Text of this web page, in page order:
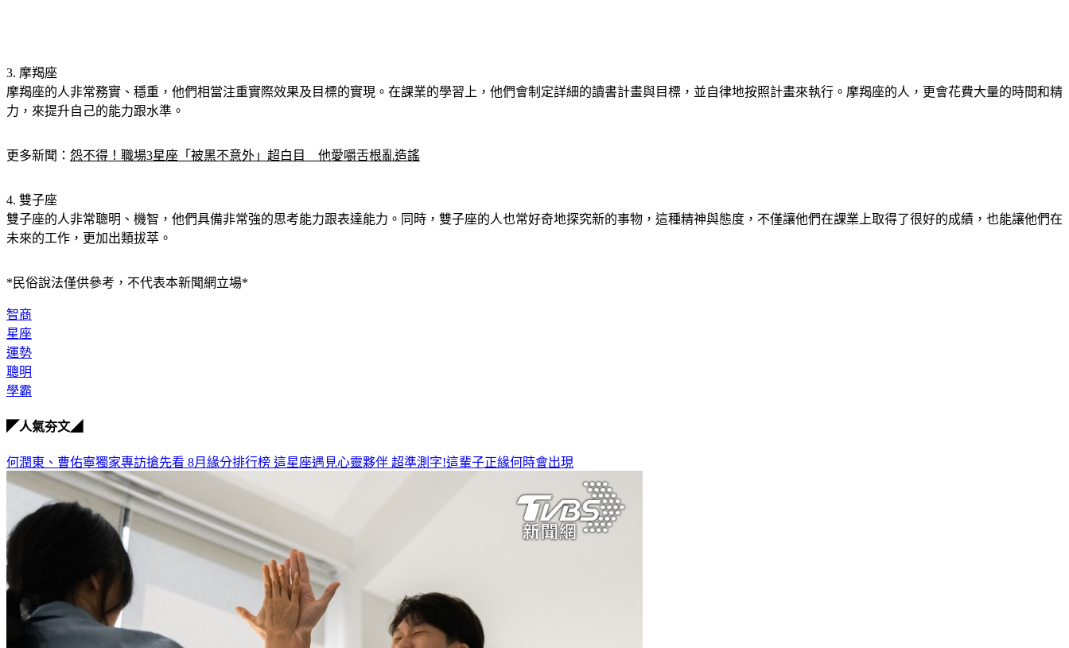
3. 摩羯座
摩羯座的人非常務實、穩重，他們相當注重實際效果及目標的實現。在課業的學習上，他們會制定詳細的讀書計畫與目標，並自律地按照計畫來執行。摩羯座的人，更會花費大量的時間和精
力，來提升自己的能力跟水準。
更多新聞： 怨不得！職場3星座「被黑不意外」超白目　他愛嚼舌根亂造謠
4. 雙子座
雙子座的人非常聰明、機智，他們具備非常強的思考能力跟表達能力。同時，雙子座的人也常好奇地探究新的事物，這種精神與態度，不僅讓他們在課業上取得了很好的成績，也能讓他們在
未來的工作，更加出類拔萃。
*民俗說法僅供參考，不代表本新聞網立場*
智商
星座
運勢
聰明
學霸
◤人氣夯文◢
何潤東、曹佑寧獨家專訪搶先看 8月緣分排行榜 這星座遇見心靈夥伴 超準測字!這輩子正緣何時會出現